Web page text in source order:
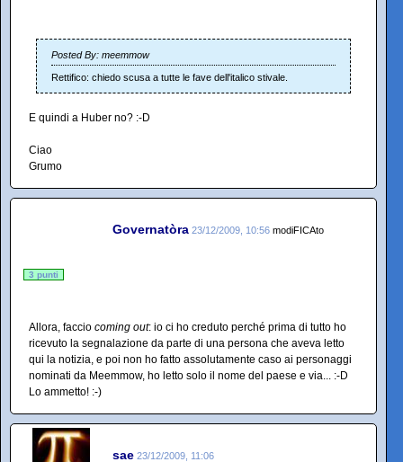
Posted By: meemmow
Rettifico: chiedo scusa a tutte le fave dell'italico stivale.
E quindi a Huber no? :-D
Ciao
Grumo
Governatòra 23/12/2009, 10:56 modiFICAto
3 punti
Allora, faccio coming out: io ci ho creduto perché prima di tutto ho
ricevuto la segnalazione da parte di una persona che aveva letto
qui la notizia, e poi non ho fatto assolutamente caso ai personaggi
nominati da Meemmow, ho letto solo il nome del paese e via... :-D
Lo ammetto! :-)
sae 23/12/2009, 11:06